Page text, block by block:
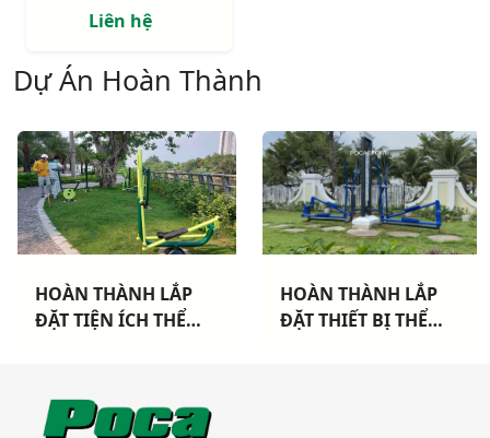
Liên hệ
Dự Án Hoàn Thành
HOÀN THÀNH LẮP
ĐẶT THIẾT BỊ THỂ
KHANG ĐIỀN TP THỦ
ĐỨC
HOÀN THÀNH LẮP
ĐẶT THIẾT BỊ THỂ